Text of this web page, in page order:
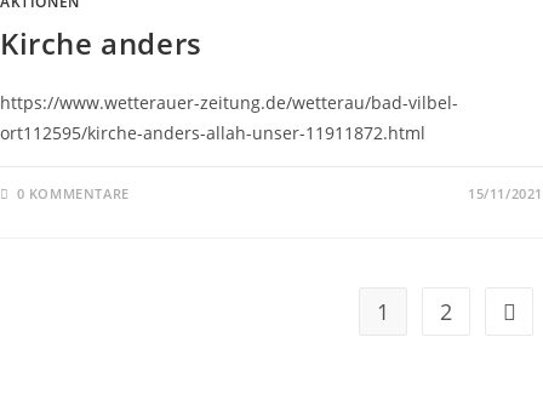
Kirche anders
https://www.wetterauer-zeitung.de/wetterau/bad-vilbel-
ort112595/kirche-anders-allah-unser-11911872.html
0 KOMMENTARE 15/11/2021
1 2